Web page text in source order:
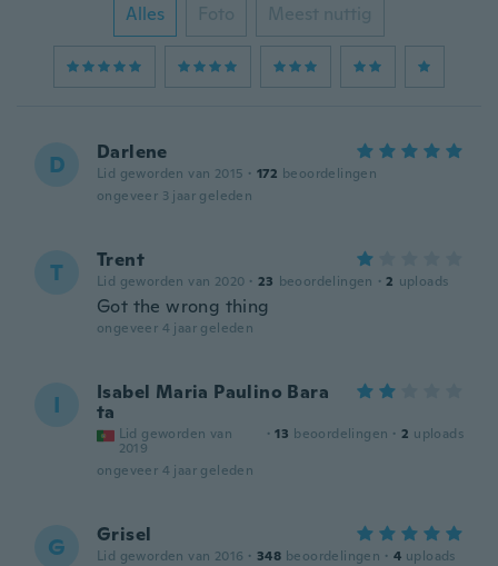
Alles Foto Meest nuttig
D Darlene
Lid geworden van 2015 · 172 beoordelingen
ongeveer 3 jaar geleden
T Trent
Lid geworden van 2020 · 23 beoordelingen · 2 uploads
Got the wrong thing
ongeveer 4 jaar geleden
I
Isabel Maria Paulino Bara
ta
Lid geworden van
2019
· 13 beoordelingen · 2 uploads
ongeveer 4 jaar geleden
G Grisel
Lid geworden van 2016 · 348 beoordelingen · 4 uploads